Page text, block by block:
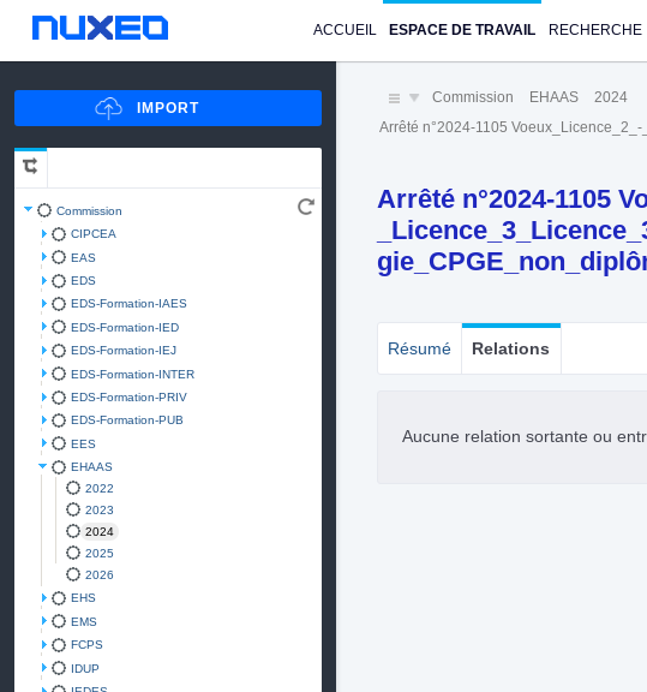
ACCUEIL ESPACE DE TRAVAIL RECHERCHE
Commission
CIPCEA
EAS
EDS
EDS-Formation-IAES
EDS-Formation-IED
EDS-Formation-IEJ
EDS-Formation-INTER
EDS-Formation-PRIV
EDS-Formation-PUB
EES
EHAAS
2022
2023
2024
2025
2026
EHS
EMS
FCPS
IDUP
Commission EHAAS 2024
Arrêté n°2024-1105
Arrêté n°2024-1105
Résumé Relations
Aucune relation sortante ou